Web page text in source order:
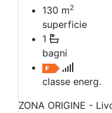
130 m2
superficie
1
bagni
classe energ.
ZONA ORIGINE -